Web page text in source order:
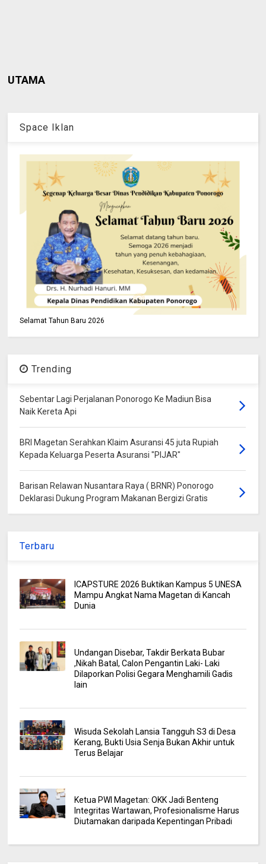
UTAMA
Space Iklan
Selamat Tahun Baru 2026
Trending
Sebentar Lagi Perjalanan Ponorogo Ke Madiun Bisa
Naik Kereta Api
BRI Magetan Serahkan Klaim Asuransi 45 juta Rupiah
Kepada Keluarga Peserta Asuransi "PIJAR"
Barisan Relawan Nusantara Raya ( BRNR) Ponorogo
Deklarasi Dukung Program Makanan Bergizi Gratis
Terbaru
ICAPSTURE 2026 Buktikan Kampus 5 UNESA
Mampu Angkat Nama Magetan di Kancah
Dunia
Undangan Disebar, Takdir Berkata Bubar
,Nikah Batal, Calon Pengantin Laki- Laki
Dilaporkan Polisi Gegara Menghamili Gadis
lain
Wisuda Sekolah Lansia Tangguh S3 di Desa
Kerang, Bukti Usia Senja Bukan Akhir untuk
Terus Belajar
Ketua PWI Magetan: OKK Jadi Benteng
Integritas Wartawan, Profesionalisme Harus
Diutamakan daripada Kepentingan Pribadi